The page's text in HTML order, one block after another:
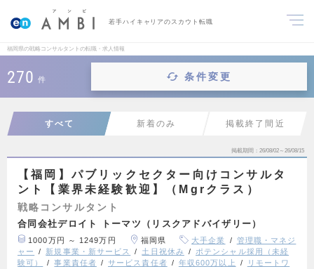
若手ハイキャリアのスカウト転職
福岡県の戦略コンサルタントの転職・求人情報
270 件 条件変更
すべて 新着のみ 掲載終了間近
掲載期間 26/08/02～26/08/15
【福岡】パブリックセクター向けコンサルタ
ント【業界未経験歓迎】（Mgrクラス）
戦略コンサルタント
合同会社デロイト トーマツ（リスクアドバイザリー）
1000万円 ～ 1249万円 福岡県 大手企業
管理職・マネジ
ャー
新規事業・新サービス 土日祝休み
ポテンシャル採用（未経
験可）
事業責任者 サービス責任者 年収600万以上
リモートワ